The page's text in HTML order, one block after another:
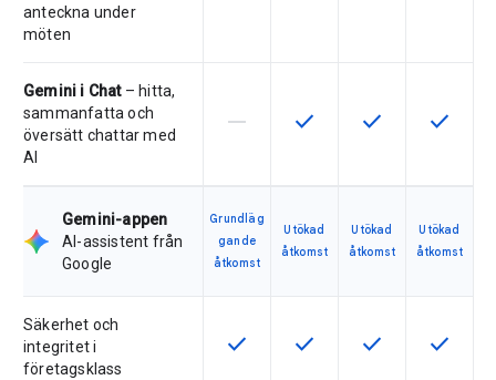
anteckna under
möten
Gemini i Chat– hitta,
sammanfatta och
översätt chattar med
AI
Den här funktionen stöds inte av
horizontal_rule Den här funktionen är
check Den här
check Den här
check
Gemini-appen
AI-assistent från
Google
Grundläg
gande
åtkomst
Utökad
åtkomst
Utökad
åtkomst
Utökad
åtkomst
Säkerhet och
integritet i
företagsklass
Den här funktionen är tillgänglig för
check Den här funktionen är
check Den här
check Den här
check